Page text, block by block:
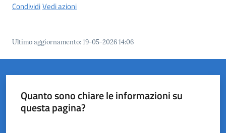
Novità
Servizi
del
Rio
CondividiVedi azioni
Ultimo aggiornamento:19-05-2026 14:06
Quanto sono chiare le informazioni su
questa pagina?